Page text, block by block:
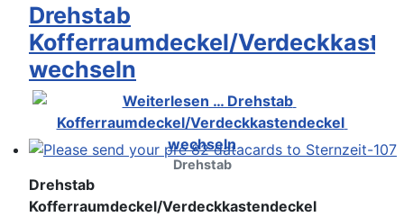
Please send your pre 82 datacards to Sternzeit-107
Drehstab
Kofferraumdeckel/
wechseln
Drehstab
Drehstab
Kofferraumdeckel/Verdeckkastendeckel